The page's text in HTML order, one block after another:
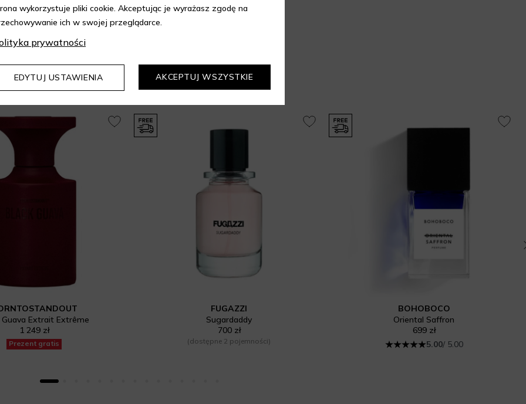
Mogą Cię zainteresować
Prezent gratis
Guava Extrait Extrême
1 249 zł
FUGAZZI
Sugardaddy
700 zł
(dostępne 2 pojemności)
BOHOBOCO
Oriental Saffron
699 zł
5.00/ 5.00
wykorzystuje pliki cookie. Akceptując je wyrażasz zgodę na
ich w swojej przeglądarce.
prywatności
EDYTUJ USTAWIENIA AKCEPTUJ WSZYSTKIE